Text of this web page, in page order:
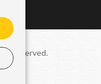
reserved.